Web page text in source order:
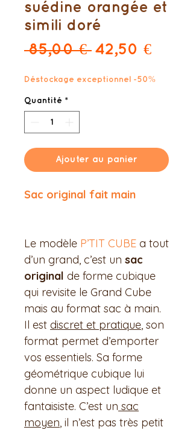
suédine orangée et
simili doré
85,00 € Prix
42,50 €Prix
Déstockage exceptionnel -50%
Quantité *
Ajouter au panier
Sac original fait main
Le modèle P’TIT CUBE a tout
d’un grand, c’est un sac
original de forme cubique
qui revisite le Grand Cube
mais au format sac à main.
Il est discret et pratique, son
format permet d’emporter
vos essentiels. Sa forme
géométrique cubique lui
donne un aspect ludique et
fantaisiste. C’est un sac
moyen, il n’est pas très petit